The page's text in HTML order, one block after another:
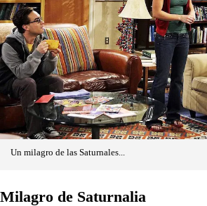
Un milagro de las Saturnales...
Milagro de Saturnalia